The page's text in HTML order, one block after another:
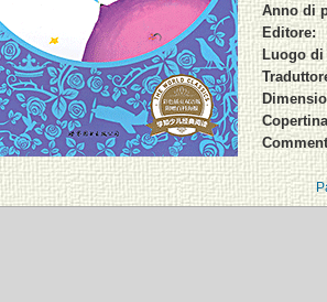
Anno di
Editore:
Luogo di